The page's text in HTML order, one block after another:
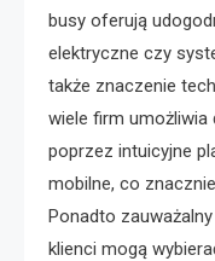
busy oferują
elektryczne czy
także znaczenie
wiele firm umożliwia
poprzez intuicyjne
mobilne, co
Ponadto
klienci mogą